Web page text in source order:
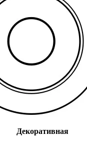
Декоративная